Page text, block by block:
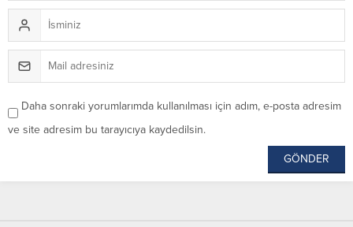
Daha sonraki yorumlarımda kullanılması için adım, e-posta adresim
ve site adresim bu tarayıcıya kaydedilsin.